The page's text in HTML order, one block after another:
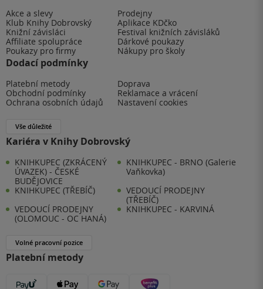
Akce a slevy
Prodejny
Klub Knihy Dobrovský
Aplikace KDčko
Knižní závisláci
Festival knižních závisláků
Affiliate spolupráce
Dárkové poukazy
Poukazy pro firmy
Nákupy pro školy
Dodací podmínky
Platební metody
Doprava
Obchodní podmínky
Reklamace a vrácení
Ochrana osobních údajů
Nastavení cookies
Vše důležité
Kariéra v Knihy Dobrovský
KNIHKUPEC (ZKRÁCENÝ
ÚVAZEK) - ČESKÉ
BUDĚJOVICE
KNIHKUPEC - BRNO (Galerie
Vaňkovka)
KNIHKUPEC (TŘEBÍČ)
VEDOUCÍ PRODEJNY
(TŘEBÍČ)
VEDOUCÍ PRODEJNY
(OLOMOUC - OC HANÁ)
KNIHKUPEC - KARVINÁ
Volné pracovní pozice
Platební metody